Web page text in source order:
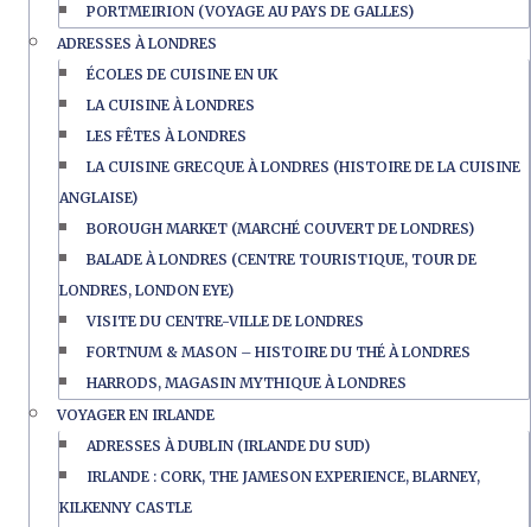
PORTMEIRION (VOYAGE AU PAYS DE GALLES)
ADRESSES À LONDRES
ÉCOLES DE CUISINE EN UK
LA CUISINE À LONDRES
LES FÊTES À LONDRES
LA CUISINE GRECQUE À LONDRES (HISTOIRE DE LA CUISINE
ANGLAISE)
BOROUGH MARKET (MARCHÉ COUVERT DE LONDRES)
BALADE À LONDRES (CENTRE TOURISTIQUE, TOUR DE
LONDRES, LONDON EYE)
VISITE DU CENTRE-VILLE DE LONDRES
FORTNUM & MASON – HISTOIRE DU THÉ À LONDRES
HARRODS, MAGASIN MYTHIQUE À LONDRES
VOYAGER EN IRLANDE
ADRESSES À DUBLIN (IRLANDE DU SUD)
IRLANDE : CORK, THE JAMESON EXPERIENCE, BLARNEY,
KILKENNY CASTLE